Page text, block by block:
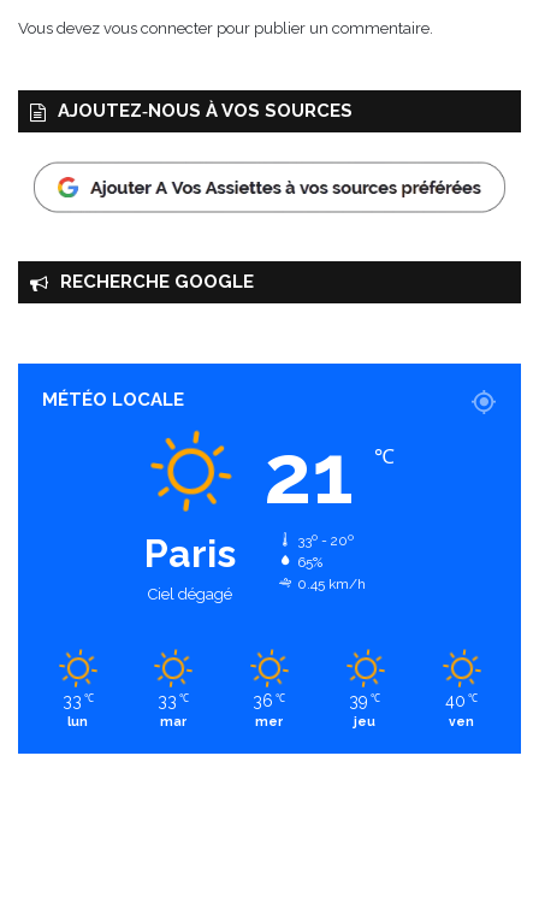
Vous devez vous connecter pour publier un commentaire.
AJOUTEZ‑NOUS À VOS SOURCES
RECHERCHE GOOGLE
MÉTÉO LOCALE
Paris
Ciel dégagé
21 ℃
33º - 20º
65%
0.45 km/h
33 ℃
lun
33 ℃
mar
36 ℃
mer
39 ℃
jeu
40 ℃
ven